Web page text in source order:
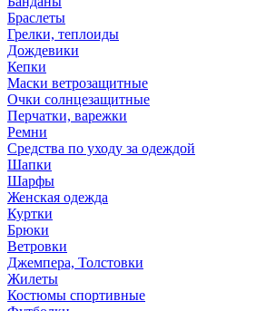
Браслеты
Грелки, теплоиды
Дождевики
Кепки
Маски ветрозащитные
Очки солнцезащитные
Перчатки, варежки
Ремни
Средства по уходу за одеждой
Шапки
Шарфы
Женская одежда
Куртки
Брюки
Ветровки
Джемпера, Толстовки
Жилеты
Костюмы спортивные